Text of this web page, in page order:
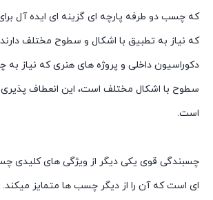
که چسب دو طرفه پارچه ای گزینه ای ایده آل
که نیاز به تطبیق با اشکال و سطوح مختلف
دکوراسیون داخلی و پروژه های هنری که نیاز به
سطوح با اشکال مختلف است، این انعطاف پذیری
است.
چسبندگی قوی یکی دیگر از ویژگی های کلیدی
ای است که آن را از دیگر چسب ها متمایز